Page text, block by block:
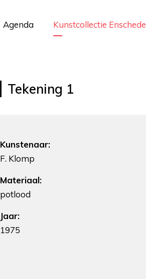
Agenda Kunstcollectie Enschede
Tekening 1
Kunstenaar:
F. Klomp
Materiaal:
potlood
Jaar:
1975